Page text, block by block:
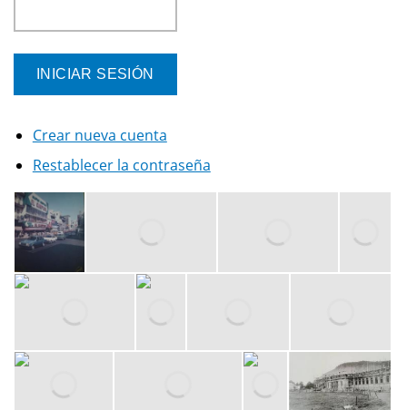
Crear nueva cuenta
Restablecer la contraseña